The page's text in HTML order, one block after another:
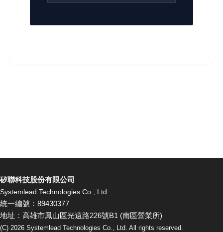
矽聯科技股份有限公司
Systemlead Technologies Co., Ltd.
統一編號：89430377
地址：高雄市鳳山區光遠路226號B1 (南區營業所)
(C) 2026 Systemlead Technologies Co., Ltd. All rights reserved.